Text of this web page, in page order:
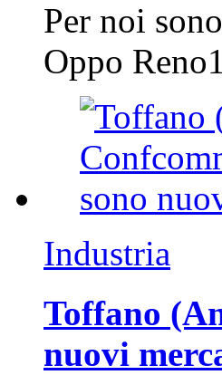
Per noi
Oppo
Industria
Toffano
nuovi